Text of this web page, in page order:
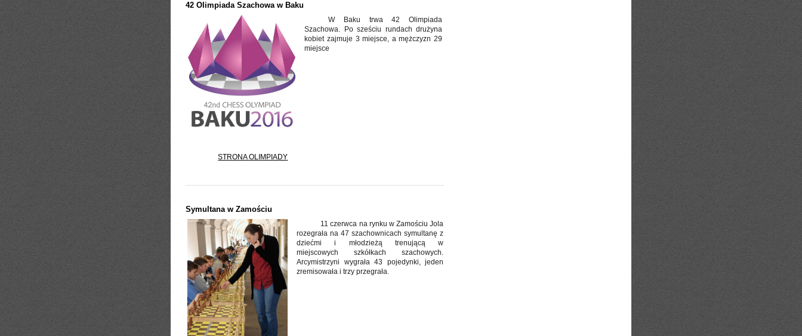
42 Olimpiada Szachowa w Baku
STRONA OLIMPIADY
W Baku trwa 42 Olimpiada
Szachowa. Po sześciu rundach drużyna
kobiet zajmuje 3 miejsce, a mężczyzn 29
miejsce
Symultana w Zamościu
11 czerwca na rynku w Zamościu Jola
rozegrała na 47 szachownicach symultanę z
dziećmi i młodzieżą trenującą w
miejscowych szkółkach szachowych.
Arcymistrzyni wygrała 43 pojedynki, jeden
zremisowała i trzy przegrała.